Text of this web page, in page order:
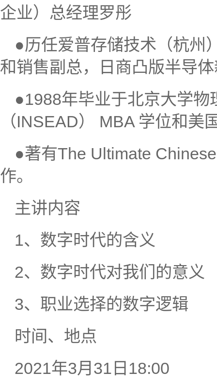
企业）总经理罗彤
●历任爱普存储技术（杭州
和销售副总，日商凸版半导
●1988年毕业于北京大学
（INSEAD） MBA 学位和
●著有The Ultimate
作。
主讲内容
1、数字时代的含义
2、数字时代对我们的意义
3、职业选择的数字逻辑
时间、地点
2021年3月31日18:00